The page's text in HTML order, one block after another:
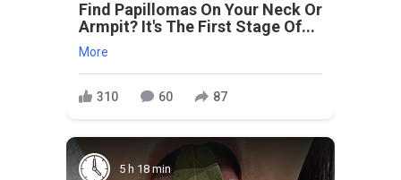
Find Papillomas On Your Neck Or
Armpit? It's The First Stage Of...
More
310 60 87
5 h 18 min